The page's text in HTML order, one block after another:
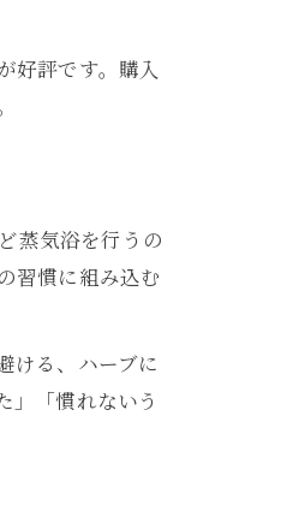
好評です。購入
蒸気浴を行うの
習慣に組み込む
ける、ハーブに
」「慣れないう